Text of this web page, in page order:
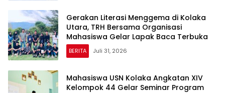
Gerakan Literasi Menggema di Kolaka
Utara, TRH Bersama Organisasi
Mahasiswa Gelar Lapak Baca Terbuka
BERITA Juli 31, 2026
Mahasiswa USN Kolaka Angkatan XIV
Kelompok 44 Gelar Seminar Program